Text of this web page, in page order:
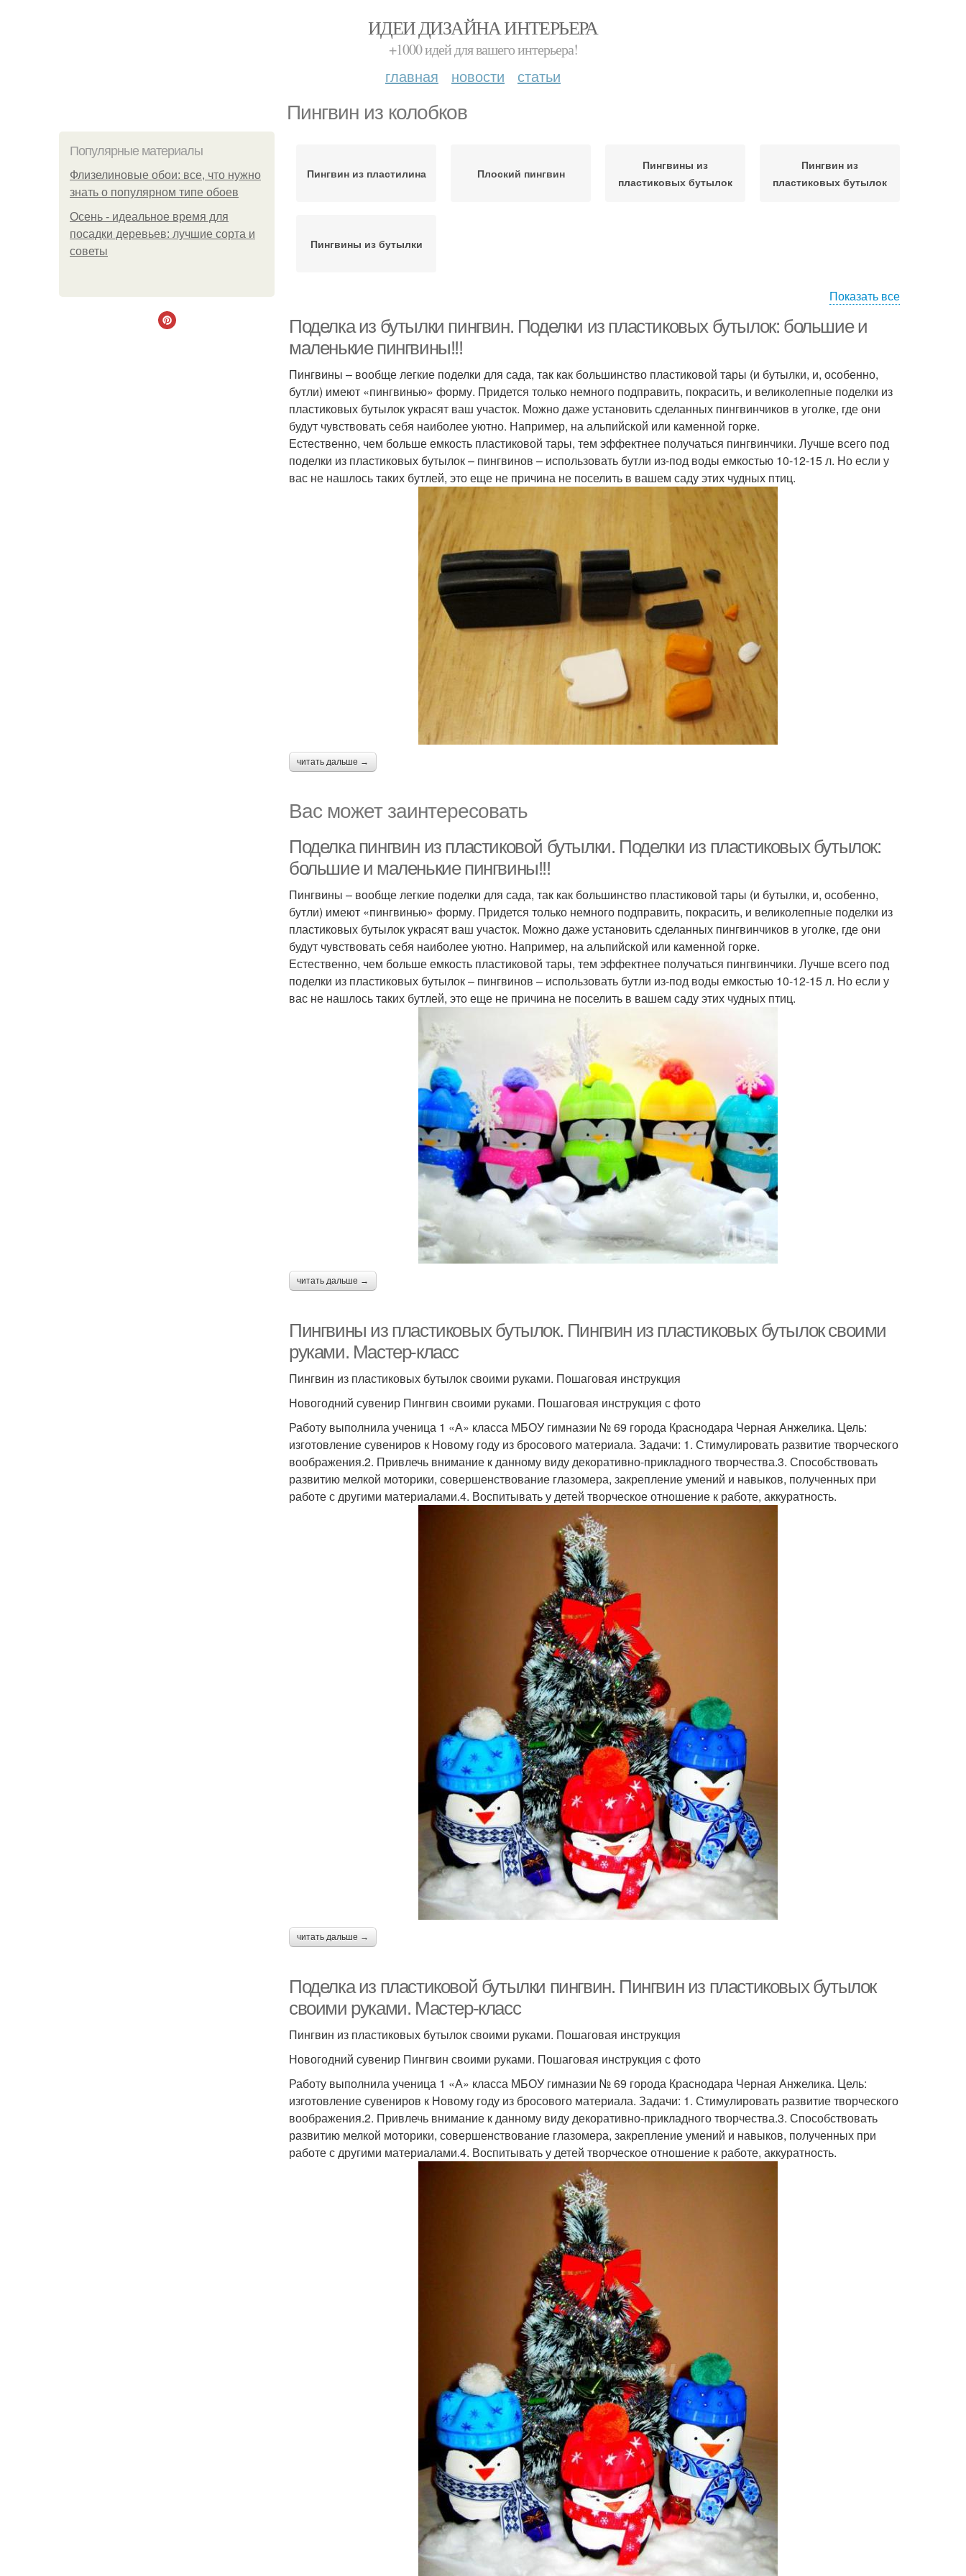
ИДЕИ ДИЗАЙНА ИНТЕРЬЕРА
+1000 идей для вашего интерьера!
главная новости статьи
Пингвин из колобков
Популярные материалы
Флизелиновые обои: все, что нужно
знать о популярном типе обоев
Осень - идеальное время для
посадки деревьев: лучшие сорта и
советы
Пингвин из пластилина Плоский пингвин
Пингвины из
пластиковых бутылок
Пингвин из
пластиковых бутылок
Пингвины из бутылки
Показать все
Поделка из бутылки пингвин. Поделки из пластиковых бутылок: большие и
маленькие пингвины!!!
Пингвины – вообще легкие поделки для сада, так как большинство пластиковой тары (и бутылки, и, особенно,
бутли) имеют «пингвинью» форму. Придется только немного подправить, покрасить, и великолепные поделки из
пластиковых бутылок украсят ваш участок. Можно даже установить сделанных пингвинчиков в уголке, где они
будут чувствовать себя наиболее уютно. Например, на альпийской или каменной горке.
Естественно, чем больше емкость пластиковой тары, тем эффектнее получаться пингвинчики. Лучше всего под
поделки из пластиковых бутылок – пингвинов – использовать бутли из-под воды емкостью 10-12-15 л. Но если у
вас не нашлось таких бутлей, это еще не причина не поселить в вашем саду этих чудных птиц.
читать дальше →
Вас может заинтересовать
Поделка пингвин из пластиковой бутылки. Поделки из пластиковых бутылок:
большие и маленькие пингвины!!!
Пингвины – вообще легкие поделки для сада, так как большинство пластиковой тары (и бутылки, и, особенно,
бутли) имеют «пингвинью» форму. Придется только немного подправить, покрасить, и великолепные поделки из
пластиковых бутылок украсят ваш участок. Можно даже установить сделанных пингвинчиков в уголке, где они
будут чувствовать себя наиболее уютно. Например, на альпийской или каменной горке.
Естественно, чем больше емкость пластиковой тары, тем эффектнее получаться пингвинчики. Лучше всего под
поделки из пластиковых бутылок – пингвинов – использовать бутли из-под воды емкостью 10-12-15 л. Но если у
вас не нашлось таких бутлей, это еще не причина не поселить в вашем саду этих чудных птиц.
читать дальше →
Пингвины из пластиковых бутылок. Пингвин из пластиковых бутылок своими
руками. Мастер-класс
Пингвин из пластиковых бутылок своими руками. Пошаговая инструкция
Новогодний сувенир Пингвин своими руками. Пошаговая инструкция с фото
Работу выполнила ученица 1 «А» класса МБОУ гимназии № 69 города Краснодара Черная Анжелика. Цель:
изготовление сувениров к Новому году из бросового материала. Задачи: 1. Стимулировать развитие творческого
воображения.2. Привлечь внимание к данному виду декоративно-прикладного творчества.3. Способствовать
развитию мелкой моторики, совершенствование глазомера, закрепление умений и навыков, полученных при
работе с другими материалами.4. Воспитывать у детей творческое отношение к работе, аккуратность.
читать дальше →
Поделка из пластиковой бутылки пингвин. Пингвин из пластиковых бутылок
своими руками. Мастер-класс
Пингвин из пластиковых бутылок своими руками. Пошаговая инструкция
Новогодний сувенир Пингвин своими руками. Пошаговая инструкция с фото
Работу выполнила ученица 1 «А» класса МБОУ гимназии № 69 города Краснодара Черная Анжелика. Цель:
изготовление сувениров к Новому году из бросового материала. Задачи: 1. Стимулировать развитие творческого
воображения.2. Привлечь внимание к данному виду декоративно-прикладного творчества.3. Способствовать
развитию мелкой моторики, совершенствование глазомера, закрепление умений и навыков, полученных при
работе с другими материалами.4. Воспитывать у детей творческое отношение к работе, аккуратность.